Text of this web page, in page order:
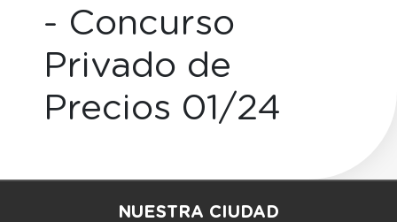
- Concurso
Privado de
Precios 01/24
NUESTRA CIUDAD